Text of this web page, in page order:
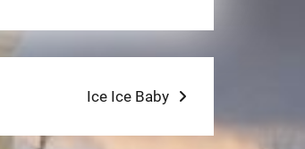
Next
Ice Ice Baby